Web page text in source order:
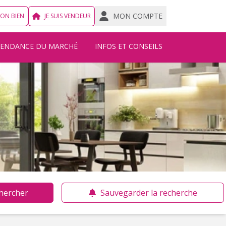
BIEN JE SUIS VENDEUR MON COMPTE
DU MARCHÉ INFOS ET CONSEILS
Sauvegarder la recherche